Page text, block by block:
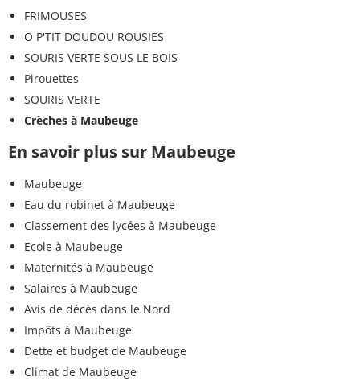
FRIMOUSES
O P'TIT DOUDOU ROUSIES
SOURIS VERTE SOUS LE BOIS
Pirouettes
SOURIS VERTE
Crèches à Maubeuge
En savoir plus sur Maubeuge
Maubeuge
Eau du robinet à Maubeuge
Classement des lycées à Maubeuge
Ecole à Maubeuge
Maternités à Maubeuge
Salaires à Maubeuge
Avis de décès dans le Nord
Impôts à Maubeuge
Dette et budget de Maubeuge
Climat de Maubeuge